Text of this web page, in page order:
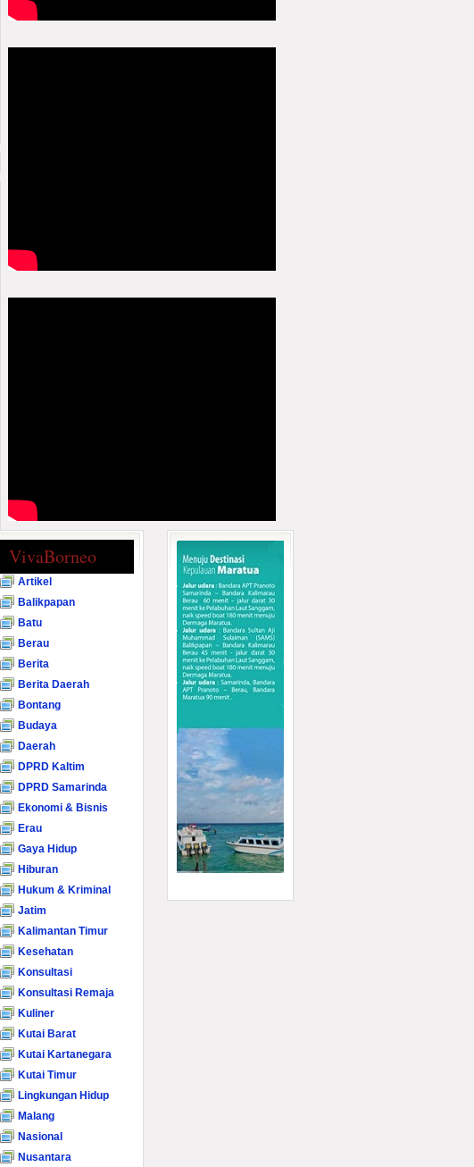
VivaBorneo
Artikel
Balikpapan
Batu
Berau
Berita
Berita Daerah
Bontang
Budaya
Daerah
DPRD Kaltim
DPRD Samarinda
Ekonomi & Bisnis
Erau
Gaya Hidup
Hiburan
Hukum & Kriminal
Jatim
Kalimantan Timur
Kesehatan
Konsultasi
Konsultasi Remaja
Kuliner
Kutai Barat
Kutai Kartanegara
Kutai Timur
Lingkungan Hidup
Malang
Nasional
Nusantara